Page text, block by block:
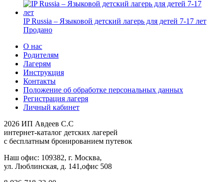
IP Russia – Языковой детский лагерь для детей 7-17 лет
Продано
О нас
Родителям
Лагерям
Инструкция
Контакты
Положение об обработке персональных данных
Регистрация лагеря
Личный кабинет
2026 ИП Авдеев С.С
интернет-каталог детских лагерей
с бесплатным бронированием путевок
Наш офис: 109382, г. Москва,
ул. Люблинская, д. 141,офис 508